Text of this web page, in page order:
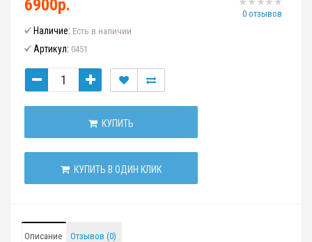
0 отзывов
6900р.
Наличие: Есть в наличии
Артикул: 0451
КУПИТЬ
КУПИТЬ В ОДИН КЛИК
Описание Отзывов (0)